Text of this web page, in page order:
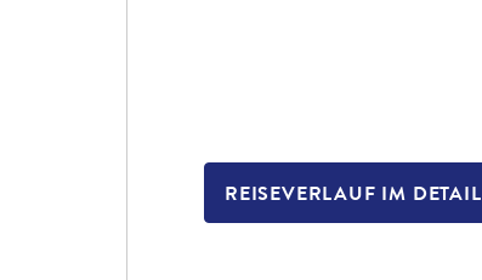
REISEVERLAUF IM DETAIL